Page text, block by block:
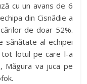
cu un avans de 6
din Cisnădie a
de doar 52%.
sănătate al echipei
tot lotul pe care l-a
Măgura va juca pe